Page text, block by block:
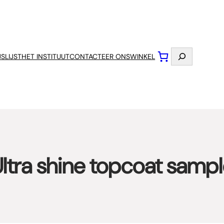
HET INSTITUUTCONTACTEER ONSWINKEL Zoeken
shine topcoat